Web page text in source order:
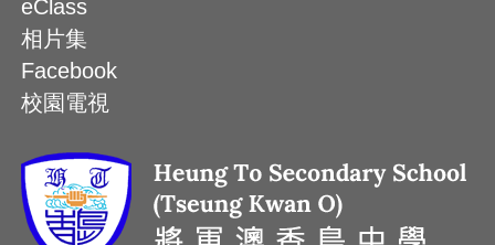
eClass
相片集
Facebook
校園電視